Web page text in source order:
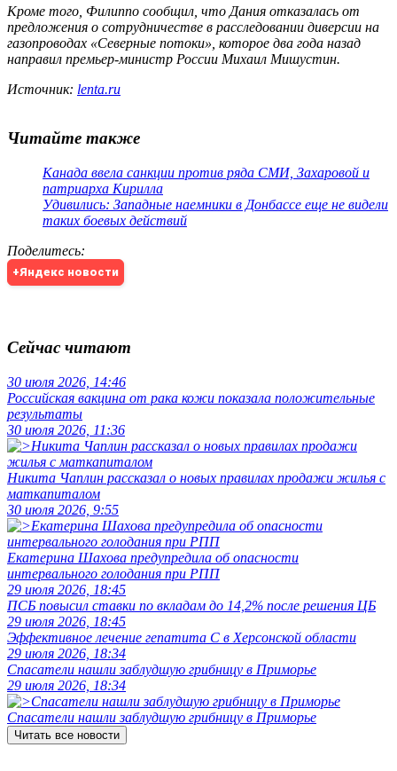
Кроме того, Филиппо сообщил, что Дания отказалась от
предложения о сотрудничестве в расследовании диверсии на
газопроводах «Северные потоки», которое два года назад
направил премьер-министр России Михаил Мишустин.
Источник: lenta.ru
Читайте также
Канада ввела санкции против ряда СМИ, Захаровой и
патриарха Кирилла
Удивились: Западные наемники в Донбассе еще не видели
таких боевых действий
Поделитесь:
+Яндекс новости
Сейчас читают
30 июля 2026, 14:46
Российская вакцина от рака кожи показала положительные
результаты
30 июля 2026, 11:36
Никита Чаплин рассказал о новых правилах продажи жилья с
маткапиталом
30 июля 2026, 9:55
Екатерина Шахова предупредила об опасности
интервального голодания при РПП
29 июля 2026, 18:45
ПСБ повысил ставки по вкладам до 14,2% после решения ЦБ
29 июля 2026, 18:45
Эффективное лечение гепатита C в Херсонской области
29 июля 2026, 18:34
Спасатели нашли заблудшую грибницу в Приморье
29 июля 2026, 18:34
Спасатели нашли заблудшую грибницу в Приморье
Читать все новости